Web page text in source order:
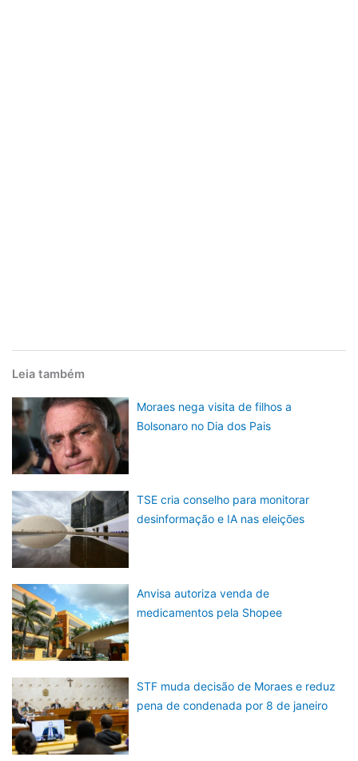
Leia também
Moraes nega visita de filhos a
Bolsonaro no Dia dos Pais
TSE cria conselho para monitorar
desinformação e IA nas eleições
Anvisa autoriza venda de
medicamentos pela Shopee
STF muda decisão de Moraes e reduz
pena de condenada por 8 de janeiro